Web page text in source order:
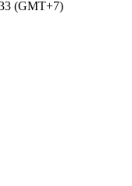
(GMT+7)